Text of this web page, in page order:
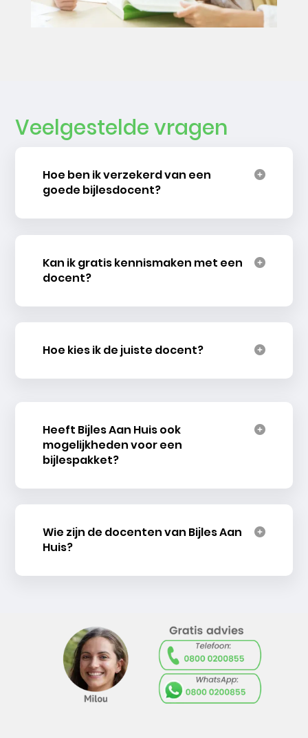
Veelgestelde vragen
Hoe ben ik verzekerd van een
goede bijlesdocent?
Kan ik gratis kennismaken met een
docent?
Hoe kies ik de juiste docent?
Heeft Bijles Aan Huis ook
mogelijkheden voor een
bijlespakket?
Wie zijn de docenten van Bijles Aan
Huis?